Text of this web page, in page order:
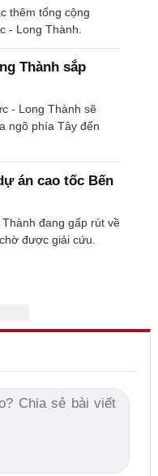
thêm tổng cộng
- Long Thành.
Thành sắp
- Long Thành sẽ
ngõ phía Tây đến
án cao tốc Bến
đang gấp rút về
được giải cứu.